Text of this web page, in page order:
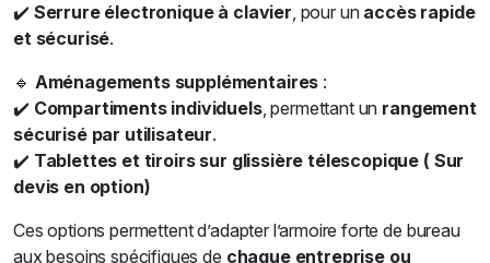
✔️ Serrure électronique à clavier, pour un accès rapide
et sécurisé.
🔹 Aménagements supplémentaires :
✔️ Compartiments individuels, permettant un rangement
sécurisé par utilisateur.
✔️ Tablettes et tiroirs sur glissière télescopique ( Sur
devis en option)
Ces options permettent d’adapter l’armoire forte de bureau
aux besoins spécifiques de chaque entreprise ou